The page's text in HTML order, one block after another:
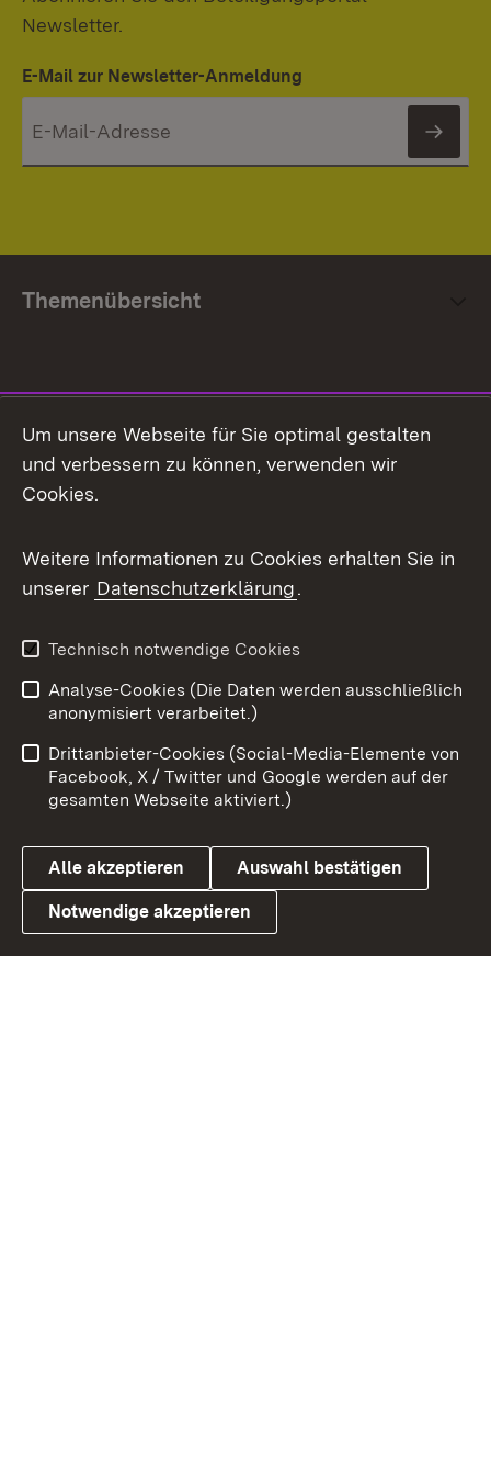
Newsletter.
E-Mail zur Newsletter-Anmeldung
Themenübersicht
Facebook
X / Twitter
Youtube
Link zum Landesportal
Impressum
Kontakt
Barrierefreiheit
Datenschutz
Cookies
Um unsere Webseite für Sie optimal gestalten
und verbessern zu können, verwenden wir
Cookies.
Weitere Informationen zu Cookies erhalten Sie in
unserer Datenschutzerklärung.
Technisch notwendige Cookies
Analyse-Cookies (Die Daten werden ausschließlich
anonymisiert verarbeitet.)
Drittanbieter-Cookies (Social-Media-Elemente von
Facebook, X / Twitter und Google werden auf der
gesamten Webseite aktiviert.)
Alle akzeptieren Auswahl bestätigen
Notwendige akzeptieren